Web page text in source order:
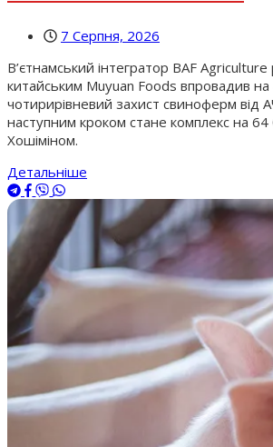
7 Серпня, 2026
В’єтнамський інтегратор BAF Agriculture
китайським Muyuan Foods впровадив на
чотирирівневий захист свиноферм від
наступним кроком стане комплекс на 64
Хошіміном.
Детальніше